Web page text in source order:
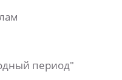
период"